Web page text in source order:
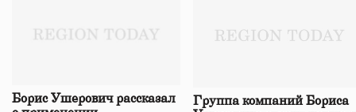
Борис Ушерович рассказал
Группа компаний Бориса